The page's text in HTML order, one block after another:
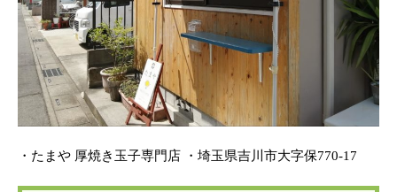
・たまや 厚焼き玉子専門店 ・埼玉県吉川市大字保770-17